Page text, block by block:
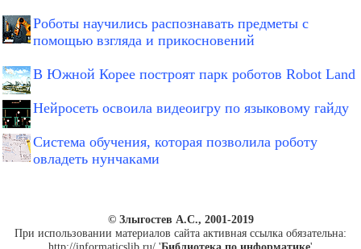
Роботы научились распознавать предметы с
помощью взгляда и прикосновений
В Южной Корее построят парк роботов Robot Land
Нейросеть освоила видеоигру по языковому гайду
Система обучения, которая позволила роботу
овладеть нунчаками
© Злыгостев А.С., 2001-2019
При использовании материалов сайта активная ссылка обязательна: